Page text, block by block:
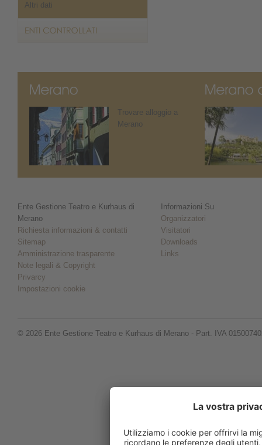
Altri dati
Trovare alloggio a
Merano
Ente Gestione Teatro e Kurhaus di
Merano
Richiesta informazioni & contatti
Sitemap
Amministrazione trasparente
Note legali & Copyright
Privarcy
Impostazioni cookie
Informazioni Su
Organizzatori
Visitatori
Downloads
Links
© 2026 Ente Gestione Teatro e Kurhaus di Merano - Part. IVA